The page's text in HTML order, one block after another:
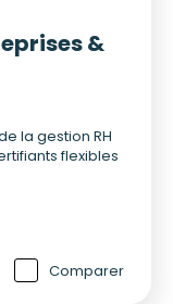
&
la gestion RH
flexibles
Comparer